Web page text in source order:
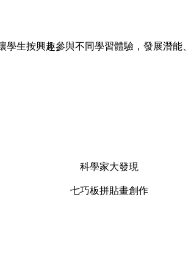
生按興趣參與不同學習體驗，發展潛能
科學家大發現
七巧板拼貼畫創作